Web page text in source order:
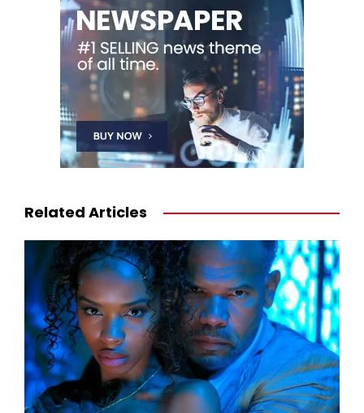
Related Articles